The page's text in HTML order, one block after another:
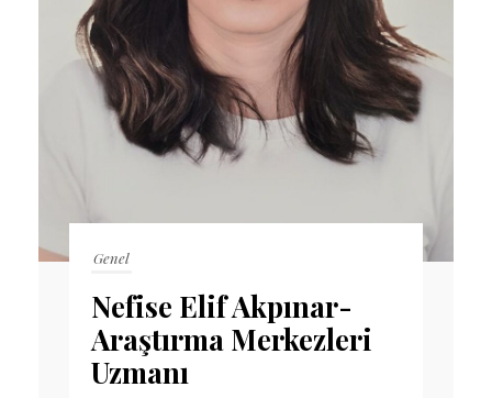
Genel
Nefise Elif Akpınar-
Araştırma Merkezleri
Uzmanı